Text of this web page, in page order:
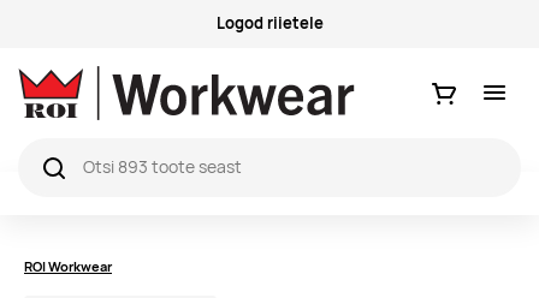
Logod riietele
Ostukorv
ROI Workwear